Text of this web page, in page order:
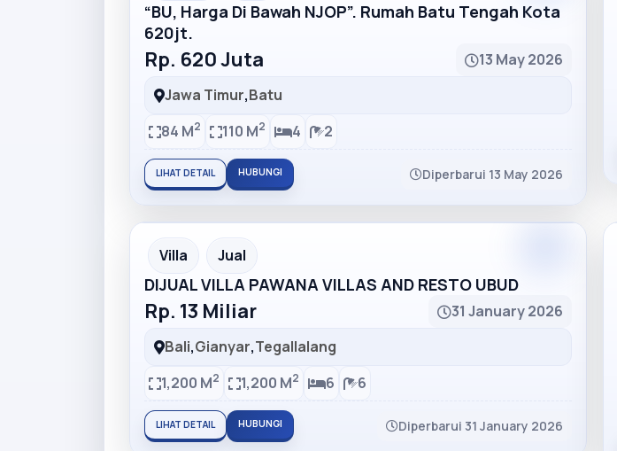
“BU, Harga Di Bawah NJOP”. Rumah Batu Tengah Kota
620jt.
Rp. 620 Juta
13 May 2026
Jawa Timur,Batu
84 M2 110 M2 4 2
LIHAT DETAIL HUBUNGI Diperbarui 13 May 2026
Partner Ad
Villa Jual
DIJUAL VILLA PAWANA VILLAS AND RESTO UBUD
Rp. 13 Miliar
31 January 2026
Bali,Gianyar,Tegallalang
1,200 M2 1,200 M2 6 6
LIHAT DETAIL HUBUNGI Diperbarui 31 January 2026